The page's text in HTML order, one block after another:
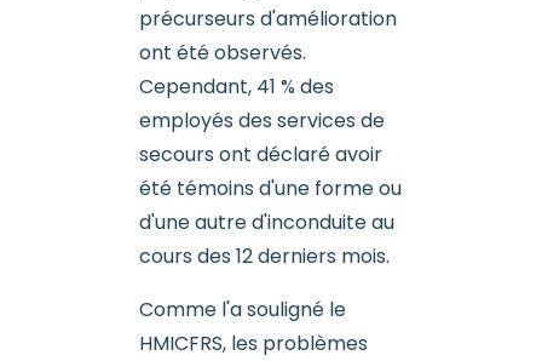
précurseurs d'amélioration
ont été observés.
Cependant, 41 % des
employés des services de
secours ont déclaré avoir
été témoins d'une forme ou
d'une autre d'inconduite au
cours des 12 derniers mois.
Comme l'a souligné le
HMICFRS, les problèmes